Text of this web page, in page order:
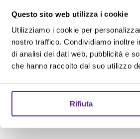
Questo sito web utilizza i cookie
Utilizziamo i cookie per
nostro traffico. Condividiamo inoltre
di analisi dei dati web, pubblicità e
che hanno raccolto dal suo utilizzo
Rifiuta